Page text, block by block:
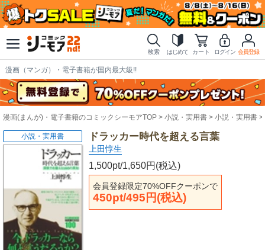
検索 はじめて カート ログイン 会員登録
漫画（マンガ）・電子書籍が国内最大級!!
漫画(まんが)・電子書籍のコミックシーモアTOP 小説・実用書 小説・実用書
ドラッカー時代を超える言葉
上田惇生
1,500pt/1,650円(税込)
会員登録限定70%OFFクーポンで
450pt/495円(税込)
小説・実用書